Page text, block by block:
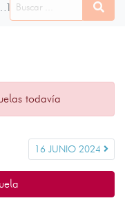
15 JUNIO 2024
todavía
16 JUNIO 2024